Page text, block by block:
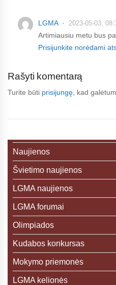
LGMA 2023-05-03,
Artimiausiu metu bus
Prisijunkite norėdami
Rašyti komentarą
Turite būti prisijungę , kad
Naujienos
Švietimo naujienos
LGMA naujienos
LGMA forumai
Olimpiados
Kudabos konkursas
Mokymo priemonės
LGMA kelionės